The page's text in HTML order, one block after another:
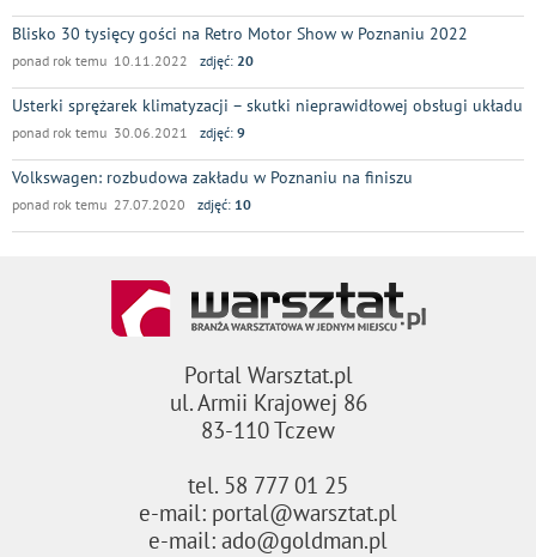
Blisko 30 tysięcy gości na Retro Motor Show w Poznaniu 2022
ponad rok temu 10.11.2022 zdjęć: 20
Usterki sprężarek klimatyzacji – skutki nieprawidłowej obsługi układu
ponad rok temu 30.06.2021 zdjęć: 9
Volkswagen: rozbudowa zakładu w Poznaniu na finiszu
ponad rok temu 27.07.2020 zdjęć: 10
Portal Warsztat.pl
ul. Armii Krajowej 86
83-110 Tczew
tel. 58 777 01 25
e-mail: portal@warsztat.pl
e-mail: ado@goldman.pl